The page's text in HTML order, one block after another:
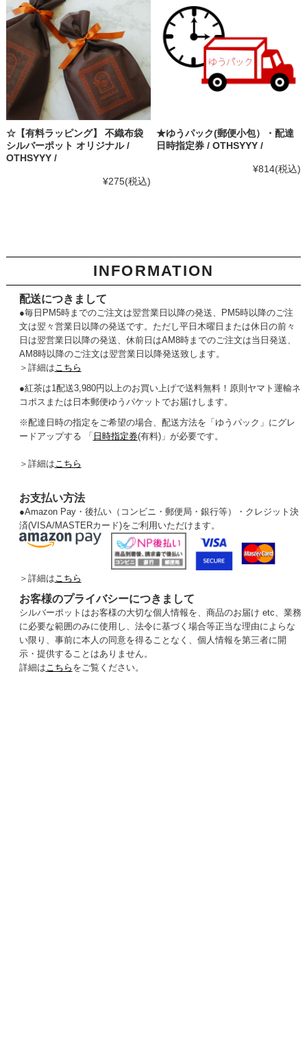
☆【有料ラッピング】 不織布袋
シルバーポット オリジナル /
OTHSYYY /
¥275(税込)
★ゆうパック(郵便小包）・配達
日時指定券 / OTHSYYY /
¥814(税込)
INFORMATION
配送につきまして
●毎日PM5時までのご注文は翌営業日以降の発送、PM5時以降のご注
文は翌々営業日以降の発送です。ただし平日木曜日または休日の前々
日は翌営業日以降の発送、休前日はAM8時までのご注文は当日発送、
AM8時以降のご注文は翌営業日以降発送致します。
＞詳細はこちら
●紅茶は1配送3,980円以上のお買い上げで送料無料！原則ヤマト運輸ネ
コポスまたは日本郵便ゆうパケットでお届けします。
※配達日時の指定をご希望の場合、配送方法を「ゆうパック」にグレ
ードアップする 「 日時指定券(有料)」が必要です。
＞詳細はこちら
お支払い方法
●Amazon Pay・後払い（コンビニ・郵便局・銀行等）・クレジット決
済(VISA/MASTERカード)をご利用いただけます。
＞詳細は こちら
お客様のプライバシーにつきまして
シルバーポットはお客様の大切な個人情報を、商品のお届け etc、業務
に必要な範囲のみに使用し、法令に基づく場合等正当な理由によらな
い限り、事前に本人の同意を得ることなく、個人情報を第三者に開
示・提供することはありません。
詳細は こちら をご覧ください。